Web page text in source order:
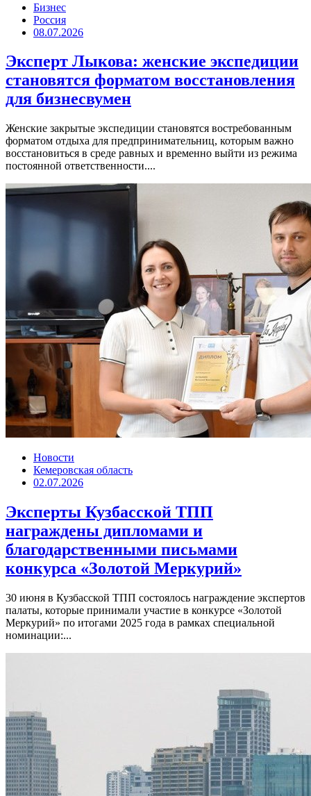
Бизнес
Россия
08.07.2026
Эксперт Лыкова: женские экспедиции
становятся форматом восстановления
для бизнесвумен
Женские закрытые экспедиции становятся востребованным
форматом отдыха для предпринимательниц, которым важно
восстановиться в среде равных и временно выйти из режима
постоянной ответственности....
Новости
Кемеровская область
02.07.2026
Эксперты Кузбасской ТПП
награждены дипломами и
благодарственными письмами
конкурса «Золотой Меркурий»
30 июня в Кузбасской ТПП состоялось награждение экспертов
палаты, которые принимали участие в конкурсе «Золотой
Меркурий» по итогами 2025 года в рамках специальной
номинации:...